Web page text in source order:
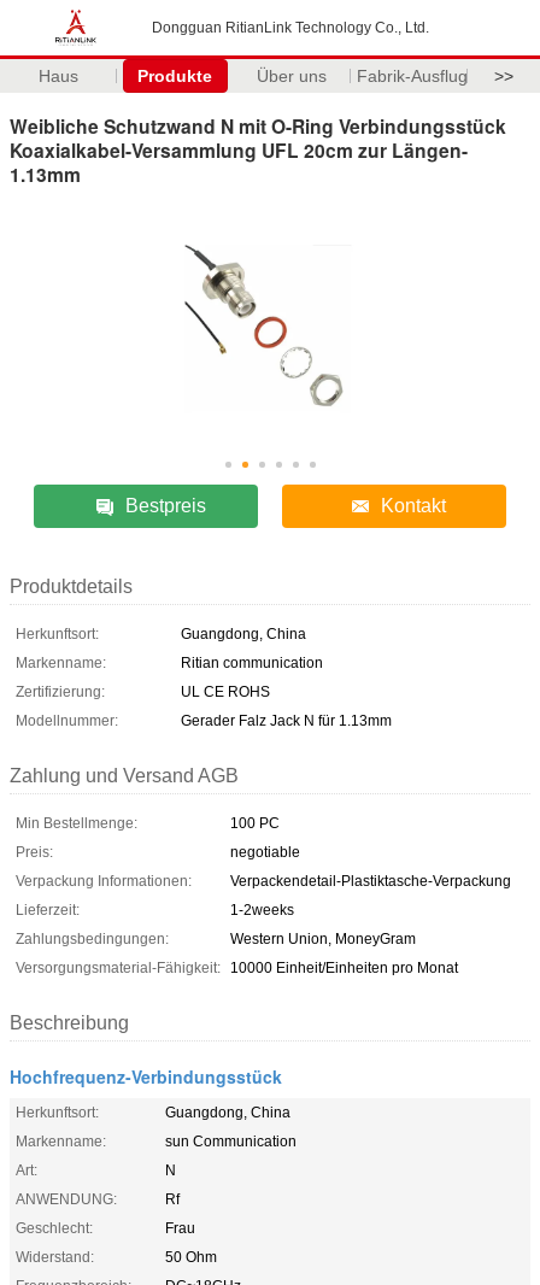
Dongguan RitianLink Technology Co., Ltd.
Haus Produkte Über uns Fabrik-Ausflug >>
Weibliche Schutzwand N mit O-Ring Verbindungsstück
Koaxialkabel-Versammlung UFL 20cm zur Längen-
1.13mm
Bestpreis Kontakt
Produktdetails
Herkunftsort:
Guangdong, China
Markenname:
Ritian communication
Zertifizierung:
UL CE ROHS
Modellnummer:
Gerader Falz Jack N für 1.13mm
Zahlung und Versand AGB
Min Bestellmenge:
100 PC
Preis:
negotiable
Verpackung Informationen:
Verpackendetail-Plastiktasche-Verpackung
Lieferzeit:
1-2weeks
Zahlungsbedingungen:
Western Union, MoneyGram
Versorgungsmaterial-Fähigkeit:
10000 Einheit/Einheiten pro Monat
Beschreibung
Hochfrequenz-Verbindungsstück
Herkunftsort:
Guangdong, China
Markenname:
sun Communication
Art:
N
ANWENDUNG:
Rf
Geschlecht:
Frau
Widerstand:
50 Ohm